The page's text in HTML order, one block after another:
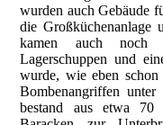
wurden auch Gebäude
die Großküchenanlage
kamen auch noch
Lagerschuppen und
wurde, wie eben
Bombenangriffen unter
bestand aus etwa 70